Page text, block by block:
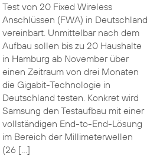
Test von 20 Fixed Wireless
Anschlüssen (FWA) in Deutschland
vereinbart. Unmittelbar nach dem
Aufbau sollen bis zu 20 Haushalte
in Hamburg ab November über
einen Zeitraum von drei Monaten
die Gigabit-Technologie in
Deutschland testen. Konkret wird
Samsung den Testaufbau mit einer
vollständigen End-to-End-Lösung
im Bereich der Millimeterwellen
(26 […]